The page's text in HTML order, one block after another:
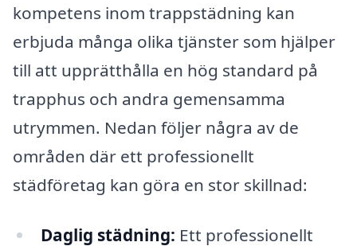
kompetens inom trappstädning kan
erbjuda många olika tjänster som hjälper
till att upprätthålla en hög standard på
trapphus och andra gemensamma
utrymmen. Nedan följer några av de
områden där ett professionellt
städföretag kan göra en stor skillnad:
Daglig städning: Ett professionellt